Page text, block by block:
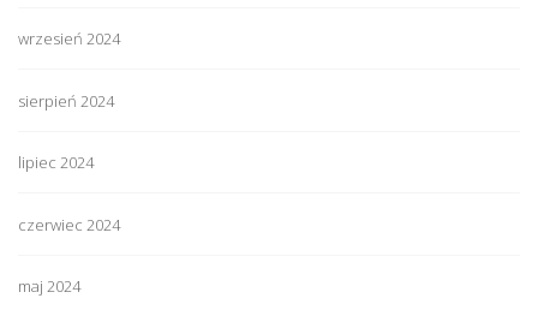
wrzesień 2024
sierpień 2024
lipiec 2024
czerwiec 2024
maj 2024